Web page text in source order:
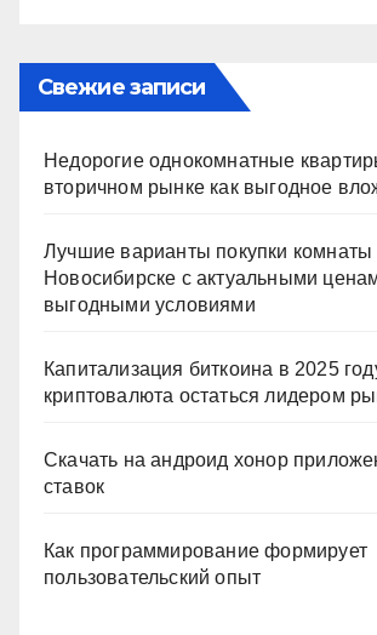
Свежие записи
Недорогие однокомнатные
вторичном рынке как выгодное
Лучшие варианты покупки комнаты
Новосибирске с актуальными
выгодными условиями
Капитализация биткоина в 2025
криптовалюта остаться лидером
Скачать на андроид хонор
ставок
Как программирование формирует
пользовательский опыт